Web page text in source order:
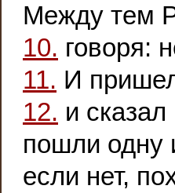
Между тем
10. говоря:
11. И
12. и
пошли одну
если нет,